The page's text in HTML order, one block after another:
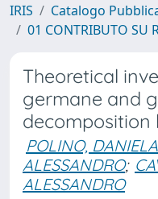
IRIS
Catalogo
01 CONTRIBUTO SU
Theoretical
germane and
decomposition
POLINO, DANIELA
ALESSANDRO;
ALESSANDRO